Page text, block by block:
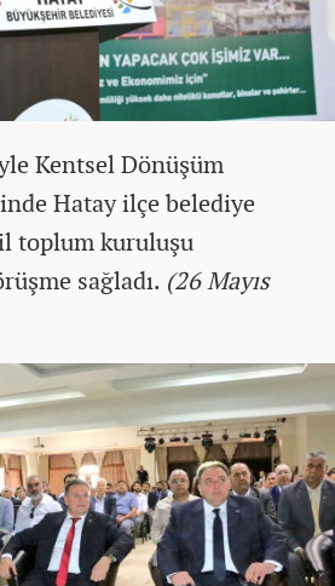
Kentsel Dönüşüm
Hatay ilçe belediye
toplum kuruluşu
sağladı. (26 Mayıs